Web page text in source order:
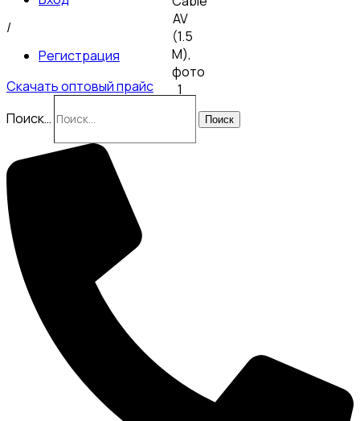
/
Регистрация
Скачать оптовый прайс
Поиск…
Поиск